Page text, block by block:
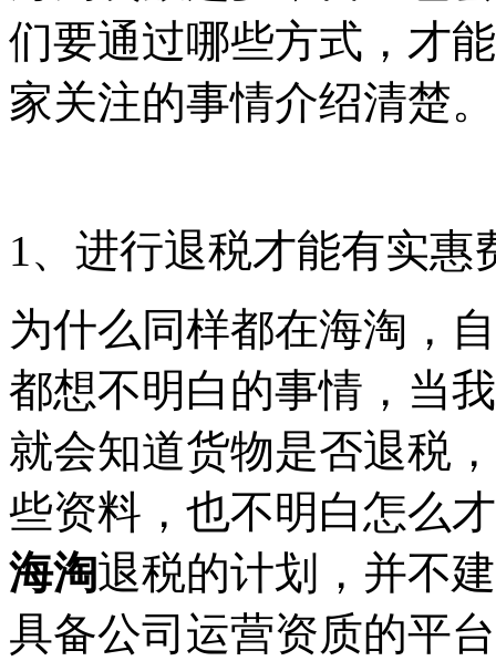
们要通过哪些方式，才
家关注的事情介绍清楚。
1、进行退税才能有实惠
为什么同样都在海淘，
都想不明白的事情，当
就会知道货物是否退税
些资料，也不明白怎么
海淘退税的计划，并不
具备公司运营资质的平